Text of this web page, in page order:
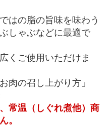
はの脂の旨味を味わう
しゃぶなどに最適で
くご使用いただけま
肉の召し上がり方」
常温（しぐれ煮他）商
。